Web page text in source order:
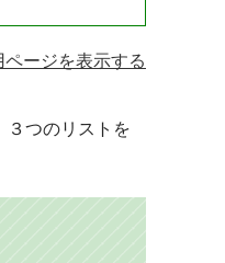
ページを表示する
３つのリストを